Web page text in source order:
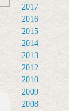
2017
2016
2015
2014
2013
2012
2010
2009
2008